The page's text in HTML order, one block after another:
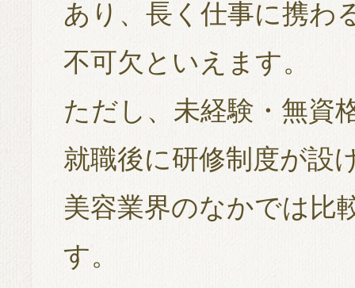
あり、長く仕事に携わ
不可欠といえます。
ただし、未経験・無資
就職後に研修制度が設
美容業界のなかでは比
す。